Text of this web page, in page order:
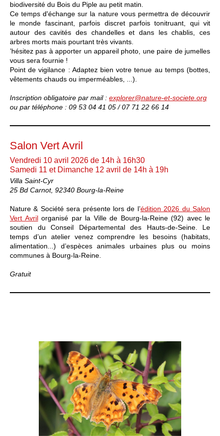
biodiversité du Bois du Piple au petit matin.
Ce temps d'échange sur la nature vous permettra de découvrir
le monde fascinant, parfois discret parfois tonitruant, qui vit
autour des cavités des chandelles et dans les chablis, ces
arbres morts mais pourtant très vivants.
’hésitez pas à apporter un appareil photo, une paire de jumelles
vous sera fournie !
Point de vigilance : Adaptez bien votre tenue au temps (bottes,
vêtements chauds ou imperméables, ...).
Inscription obligatoire par mail : explorer@nature-et-societe.org
ou par téléphone : 09 53 04 41 05 / 07 71 22 66 14
Salon Vert Avril
Vendredi 10 avril 2026 de 14h à 16h30
Samedi 11 et Dimanche 12 avril de 14h à 19h
Villa Saint-Cyr
25 Bd Carnot, 92340 Bourg-la-Reine
Nature & Société sera présente lors de l’édition 2026 du Salon
Vert Avrilorganisé par la Ville de Bourg-la-Reine (92) avec le
soutien du Conseil Départemental des Hauts-de-Seine. Le
temps d’un atelier venez comprendre les besoins (habitats,
alimentation...) d’espèces animales urbaines plus ou moins
communes à Bourg-la-Reine.
Gratuit